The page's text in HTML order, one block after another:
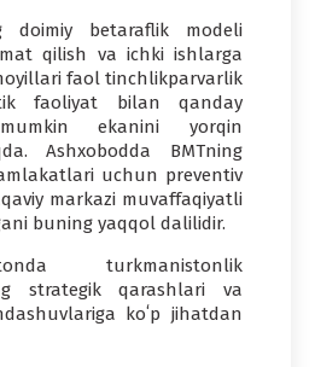
doimiy betaraflik modeli
qilish va ichki ishlarga
faol tinchlikparvarlik
faoliyat bilan qanday
mumkin ekanini yorqin
Ashxobodda BMTning
uchun preventiv
markazi muvaffaqiyatli
buning yaqqol dalilidir.
turkmanistonlik
strategik qarashlari va
koʻp jihatdan